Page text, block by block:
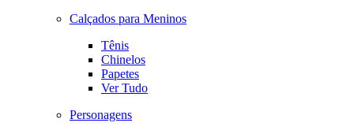
Calçados para Meninos
Tênis
Chinelos
Papetes
Ver Tudo
Personagens